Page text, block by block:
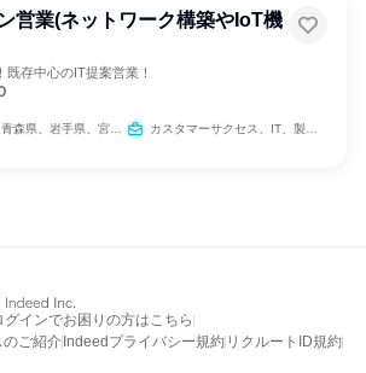
営業(ネットワーク構築やIoT機
存中心のIT提案営業！
、新潟県、富山県、石川県、福井県、山梨県、長野県、岐阜県、静岡県、愛知県、三重県、京都府、大阪府、兵庫県、奈良県、和歌山県、鳥取県、岡山県、広島県、山口県、徳島県、香川県、高知県、福岡県、長崎県、熊本県、大分県、宮崎県、鹿児島県、沖縄県 カスタマーサクセス、IT、製造・生産工程
グインでお困りの方はこちら
のご紹介 Indeedプライバシー規約 リクルートID規約